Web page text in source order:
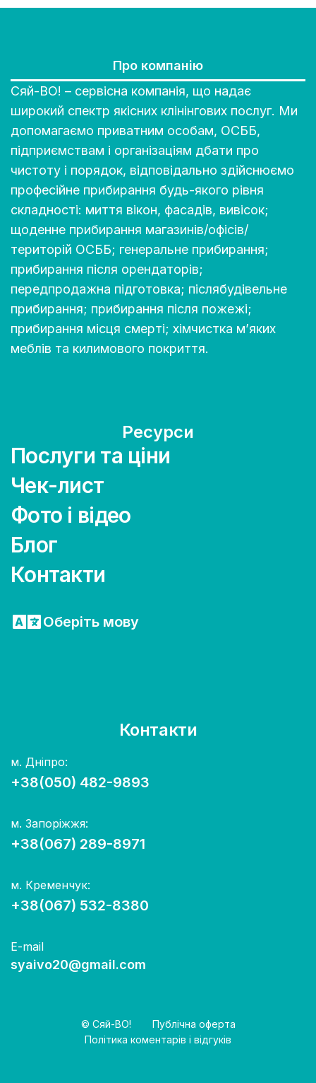
Про компанію
Сяй-ВО! – сервісна компанія, що надає
широкий спектр якісних клінінгових послуг. Ми
допомагаємо приватним особам, ОСББ,
підприємствам і організаціям дбати про
чистоту і порядок, відповідально здійснюємо
професійне прибирання будь-якого рівня
складності: миття вікон, фасадів, вивісок;
щоденне прибирання магазинів/офісів/
територій ОСББ; генеральне прибирання;
прибирання після орендаторів;
передпродажна підготовка; післябудівельне
прибирання; прибирання після пожежі;
прибирання місця смерті; хімчистка м’яких
меблів та килимового покриття.
Ресурси
Послуги та ціни
Чек-лист
Фото і відео
Блог
Контакти
Оберіть мову
Контакти
м. Дніпро:
+38(050) 482-9893
м. Запоріжжя:
+38(067) 289-8971
м. Кременчук:
+38(067) 532-8380
E-mail
syaivo20@gmail.com
© Сяй-ВО!
Публічна оферта
Політика коментарів і відгуків